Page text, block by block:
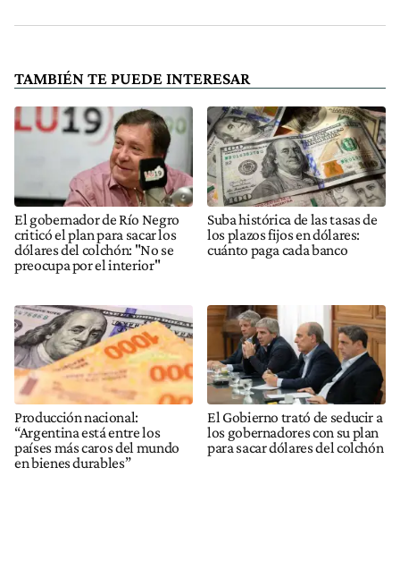
TAMBIÉN TE PUEDE INTERESAR
El gobernador de Río Negro
criticó el plan para sacar los
dólares del colchón: "No se
preocupa por el interior"
Suba histórica de las tasas de
los plazos fijos en dólares:
cuánto paga cada banco
Producción nacional:
“Argentina está entre los
países más caros del mundo
en bienes durables”
El Gobierno trató de seducir a
los gobernadores con su plan
para sacar dólares del colchón